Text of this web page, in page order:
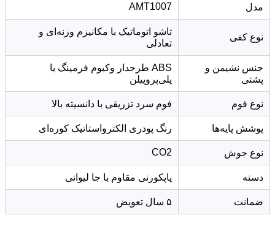
مدل AMT1007
نوع کفی
تاشو اتوماتیک با مکانیزم وزنه‌ای و
تعادلی
جنس نشیمن و
پشتی
ABS طرحدار وکیوم فرمینگ یا
پلی‌پروپیلن
نوع فوم فوم سرد تزریقی با دانسیته بالا
پوشش پایه‌ها رنگ پودری الکترواستاتیک کوره‌ای
نوع جوش CO2
دسته پاپکورنی مقاوم با جا لیوانی
ضمانت ۵ سال تعویض